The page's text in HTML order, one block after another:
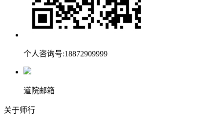
个人咨询号:18872909999
道院邮箱
关于师行